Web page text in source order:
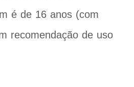
é de 16 anos (com
recomendação de uso